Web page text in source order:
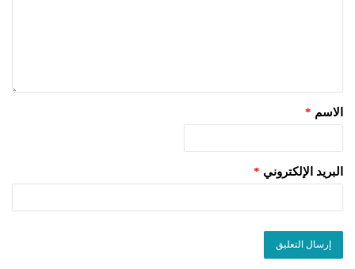
الاسم *
البريد الإلكتروني *